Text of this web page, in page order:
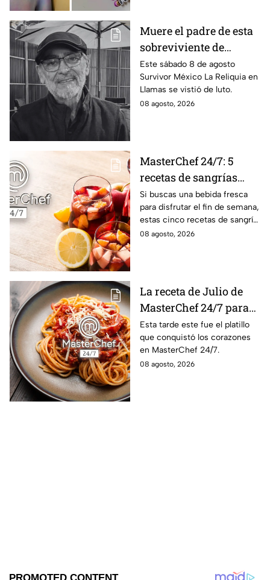
Muere el padre de esta
sobreviviente de
Survivor México La
Reliquia en Llamas
Este sábado 8 de agosto
Survivor México La Reliquia en
Llamas se vistió de luto.
08 agosto, 2026
MasterChef 24/7: 5
recetas de sangrías
refrescantes y
deliciosas para el fin de
semana
Si buscas una bebida fresca
para disfrutar el fin de semana,
estas cinco recetas de sangría
son una opción sencilla, frutal
08 agosto, 2026
La receta de Julio de
MasterChef 24/7 para
preparar un espagueti
cremoso
Esta tarde este fue el platillo
que conquistó los corazones
en MasterChef 24/7.
08 agosto, 2026